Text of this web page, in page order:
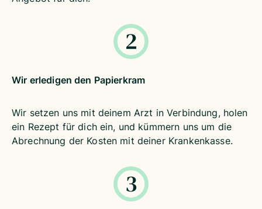
Wir erledigen den Papierkram
Wir setzen uns mit deinem Arzt in Verbindung, holen
ein Rezept für dich ein, und kümmern uns um die
Abrechnung der Kosten mit deiner Krankenkasse.